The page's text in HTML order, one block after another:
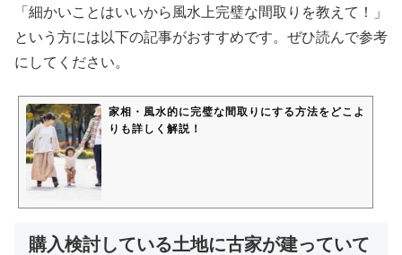
「細かいことはいいから風水上完璧な間取りを教えて！」
という方には以下の記事がおすすめです。ぜひ読んで参考
にしてください。
家相・風水的に完璧な間取りにする方法をどこよ
りも詳しく解説！
購入検討している土地に古家が建っていて